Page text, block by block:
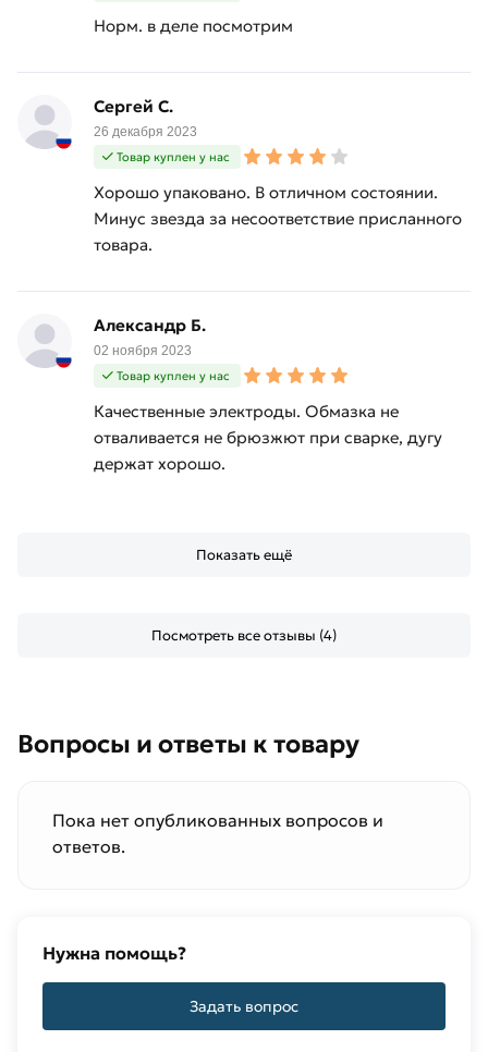
товарa в течение 14 дней (наличие чека
Норм. в деле посмотрим
Сергей С.
26 декабря 2023
Товар куплен у нас
Хорошо упаковано. В отличном состоянии.
Минус звезда за несоответствие присланного
товара.
Александр Б.
02 ноября 2023
Товар куплен у нас
Качественные электроды. Обмазка не
отваливается не брюзжют при сварке, дугу
держат хорошо.
Показать ещё
Посмотреть все отзывы (4)
Вопросы и ответы к товару
Пока нет опубликованных вопросов и
ответов.
Нужна помощь?
Задать вопрос